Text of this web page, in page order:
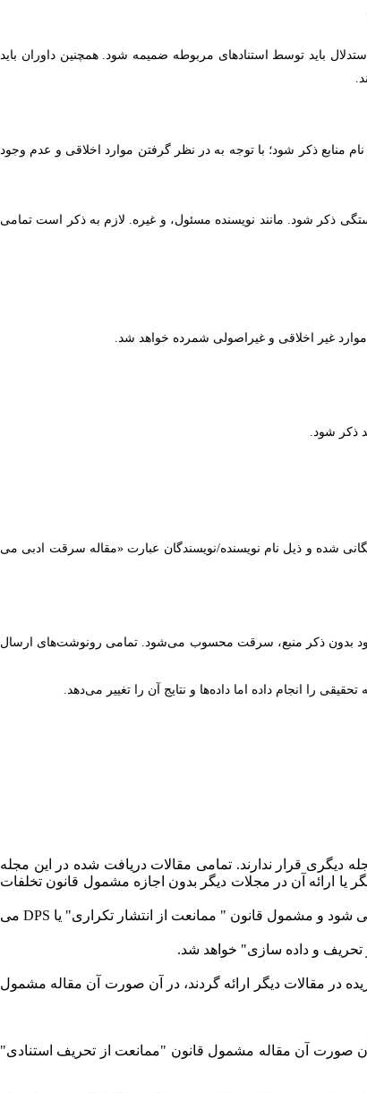
باید توسط استنادهای مربوطه ضمیمه شود. همچنین داوران باید
منابع ذکر شود؛ با توجه به در نظر گرفتن موارد اخلاقی و عدم وجود
ذکر شود. مانند نویسنده مسئول، و غیره. لازم به ذکر است تمامی
غیر اخلاقی و غیراصولی شمرده خواهد شد.
ذکر شود.
شده و ذیل نام نویسنده/نویسندگان عبارت «مقاله سرقت ادبی می
بدون ذکر منبع، سرقت محسوب می‌شود. تمامی رونوشت‌های ارسال
را انجام داده اما داده‌ها و نتایج آن را تغییر می‌دهد.
دیگری قرار ندارند. تمامی مقالات دریافت شده در این مجله
ارائه آن در مجلات دیگر بدون اجازه مشمول قانون تخلفات
چنانچه مشخص شود مقاله ای همزمان در مجله ای دیگر در فرآیند داوری است یا پیشتر در جایی چاپ شده است فوراً از دستور کار بررسی خارج می شود و مشمول قانون " ممانعت از انتشار تکراری" یا DPS می
تحریف و داده سازی" خواهد شد.
در مقالات دیگر ارائه گردند، در آن صورت آن مقاله مشمول
آن صورت آن مقاله مشمول قانون "ممانعت از تحریف استنادی"